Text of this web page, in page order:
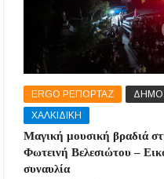
ERGO ΡΕΠΟΡΤΑΖ
ΧΑΛΚΙΔΙΚΗ
Μαγική μουσική βραδιά
Φωτεινή Βελεσιώτου –
συναυλία